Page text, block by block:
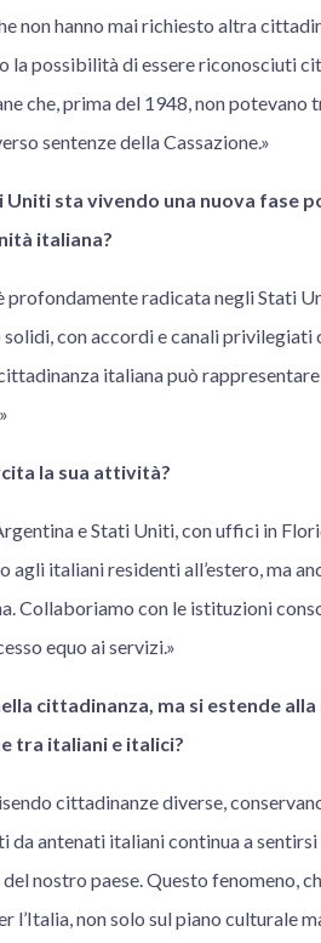
non hanno mai richiesto altra
la possibilità di essere riconosciuti
che, prima del 1948, non
sentenze della Cassazione.»
sta vivendo una nuova fase
italiana?
profondamente radicata negli Stati
con accordi e canali
italiana può
la sua attività?
e Stati Uniti, con uffici in
italiani residenti all’estero, ma
Collaboriamo con le istituzioni
equo ai servizi.»
cittadinanza, ma si estende
tra italiani e italici?
cittadinanze diverse,
da antenati italiani continua a
nostro paese. Questo fenomeno,
l’Italia, non solo sul piano culturale